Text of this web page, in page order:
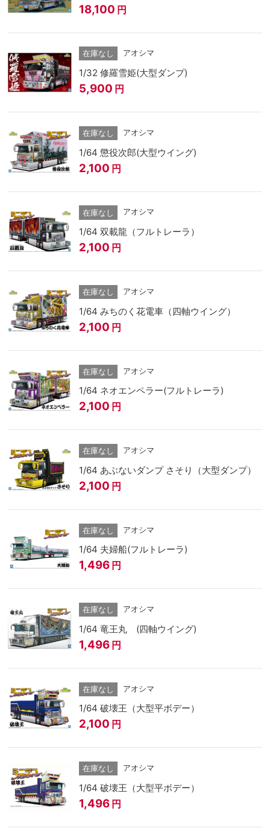
18,100 円
在庫なし アオシマ
1/32 修羅雪姫(大型ダンプ)
5,900 円
在庫なし アオシマ
1/64 懲役次郎(大型ウイング)
2,100 円
在庫なし アオシマ
1/64 双載龍（フルトレーラ）
2,100 円
在庫なし アオシマ
1/64 みちのく花電車（四軸ウイング）
2,100 円
在庫なし アオシマ
1/64 ネオエンペラー(フルトレーラ)
2,100 円
在庫なし アオシマ
1/64 あぶないダンプ さそり（大型ダンプ）
2,100 円
在庫なし アオシマ
1/64 夫婦船(フルトレーラ)
1,496 円
在庫なし アオシマ
1/64 竜王丸 (四軸ウイング)
1,496 円
在庫なし アオシマ
1/64 破壊王（大型平ボデー）
2,100 円
在庫なし アオシマ
1/64 破壊王（大型平ボデー）
1,496 円